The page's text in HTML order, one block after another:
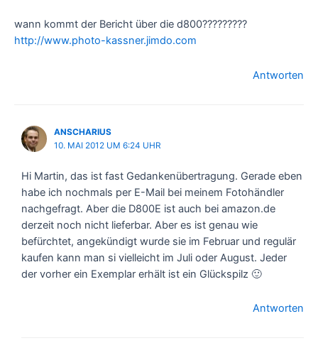
wann kommt der Bericht über die d800?????????
http://www.photo-kassner.jimdo.com
Antworten
ANSCHARIUS
10. MAI 2012 UM 6:24 UHR
Hi Martin, das ist fast Gedankenübertragung. Gerade eben
habe ich nochmals per E-Mail bei meinem Fotohändler
nachgefragt. Aber die D800E ist auch bei amazon.de
derzeit noch nicht lieferbar. Aber es ist genau wie
befürchtet, angekündigt wurde sie im Februar und regulär
kaufen kann man si vielleicht im Juli oder August. Jeder
der vorher ein Exemplar erhält ist ein Glückspilz 🙂
Antworten